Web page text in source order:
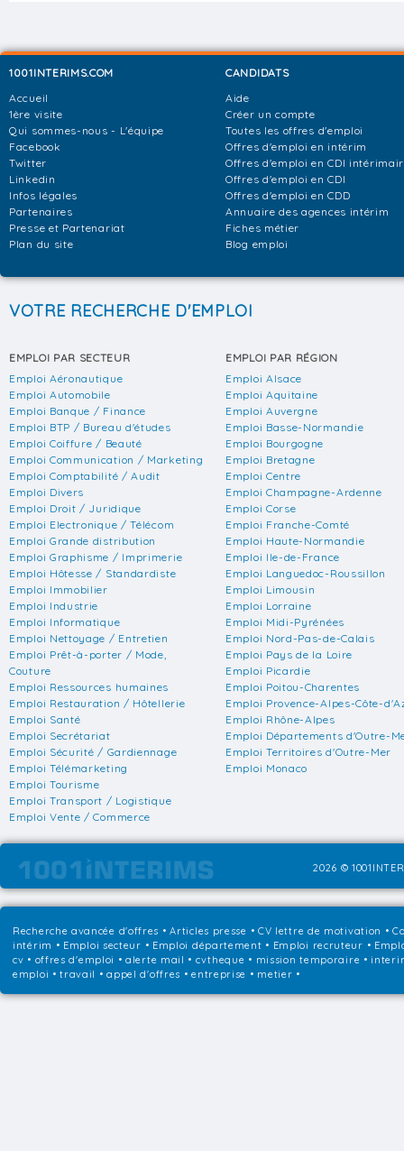
1001INTERIMS.COM
Accueil
1ère visite
Qui sommes-nous - L'équipe
Facebook
Twitter
Linkedin
Infos légales
Partenaires
Presse et Partenariat
Plan du site
CANDIDATS
Aide
Créer un compte
Toutes les offres d'emploi
Offres d'emploi en intérim
Offres d'emploi en CDI
Offres d'emploi en CDI
Offres d'emploi en CDD
Annuaire des agences intérim
Fiches métier
Blog emploi
VOTRE RECHERCHE D'EMPLOI
EMPLOI PAR SECTEUR
Emploi Aéronautique
Emploi Automobile
Emploi Banque / Finance
Emploi BTP / Bureau d'études
Emploi Coiffure / Beauté
Emploi Communication / Marketing
Emploi Comptabilité / Audit
Emploi Divers
Emploi Droit / Juridique
Emploi Electronique / Télécom
Emploi Grande distribution
Emploi Graphisme / Imprimerie
Emploi Hôtesse / Standardiste
Emploi Immobilier
Emploi Industrie
Emploi Informatique
Emploi Nettoyage / Entretien
Emploi Prêt-à-porter / Mode,
Couture
Emploi Ressources humaines
Emploi Restauration / Hôtellerie
Emploi Santé
Emploi Secrétariat
Emploi Sécurité / Gardiennage
Emploi Télémarketing
Emploi Tourisme
Emploi Transport / Logistique
Emploi Vente / Commerce
EMPLOI PAR RÉGION
Emploi Alsace
Emploi Aquitaine
Emploi Auvergne
Emploi Basse-Normandie
Emploi Bourgogne
Emploi Bretagne
Emploi Centre
Emploi Champagne-Ardenne
Emploi Corse
Emploi Franche-Comté
Emploi Haute-Normandie
Emploi Ile-de-France
Emploi Languedoc-Roussillon
Emploi Limousin
Emploi Lorraine
Emploi Midi-Pyrénées
Emploi Nord-Pas-de-Calais
Emploi Pays de la Loire
Emploi Picardie
Emploi Poitou-Charentes
Emploi Provence-Alpes-Côte-
Emploi Rhône-Alpes
Emploi Départements d'Outre-
Emploi Territoires d'Outre-Mer
Emploi Monaco
2026 ©
Recherche avancée d'offres •Articles presse • CV lettre de motivation •
intérim • Emploi secteur • Emploi département • Emploi recruteur •
cv • offres d'emploi • alerte mail • cvtheque • mission temporaire •
emploi • travail • appel d'offres • entreprise • metier •